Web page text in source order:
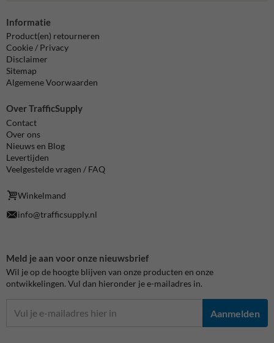
Informatie
Product(en) retourneren
Cookie / Privacy
Disclaimer
Sitemap
Algemene Voorwaarden
Over TrafficSupply
Contact
Over ons
Nieuws en Blog
Levertijden
Veelgestelde vragen / FAQ
Winkelmand
info@trafficsupply.nl
Meld je aan voor onze nieuwsbrief
Wil je op de hoogte blijven van onze producten en onze
ontwikkelingen. Vul dan hieronder je e-mailadres in.
Aanmelden